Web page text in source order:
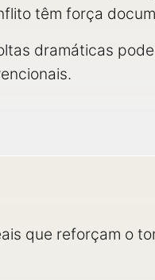
têm força
dramáticas
que reforçam o